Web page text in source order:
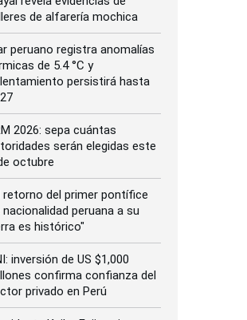
de alfarería mochica
peruano registra anomalías
de 5.4 °C y
persistirá hasta
2026: sepa cuántas
serán elegidas este
octubre
retorno del primer pontífice
nacionalidad peruana a su
es histórico"
inversión de US $1,000
confirma confianza del
privado en Perú